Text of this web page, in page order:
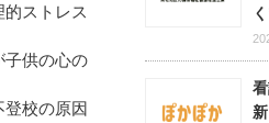
ストレス
子供の心の
登校の原因